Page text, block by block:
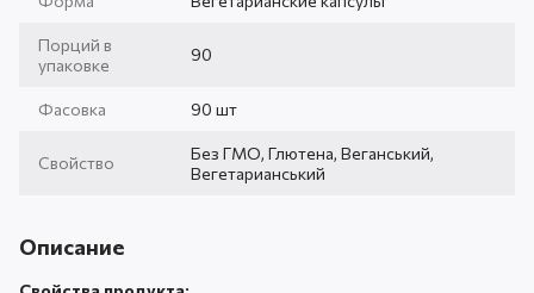
Порций в
упаковке
90
Фасовка 90 шт
Свойство
Без ГМО, Глютена, Веганський,
Вегетарианський
Описание